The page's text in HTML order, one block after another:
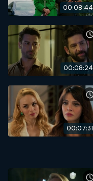
00:08:44
00:08:24
00:07:31